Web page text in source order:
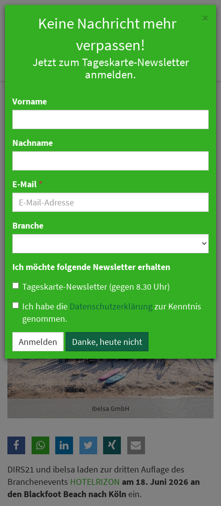
Innovation trifft Praxis:
„Hotelrizon 2026“ bringt
zum dritten Mal die
Hotellerie in Köln
zusammen
Pressemitteilung
ibelsa GmbH
DIRS21 und ibelsa laden zur dritten Auflage des
Branchenevents HOTELRIZON am 18. Juni 2026 an
den Blackfoot Beach nach Köln ein.
×
Keine Nachricht mehr
verpassen!
Jetzt zum Tageskarte-Newsletter
anmelden.
Vorname
Nachname
E-Mail *
Branche
Ich möchte folgende Newsletter erhalten
Tageskarte-Newsletter (gegen 8.30 Uhr)
Ich habe die Datenschutzerklärungzur Kenntnis
genommen.
Anmelden Danke, heute nicht